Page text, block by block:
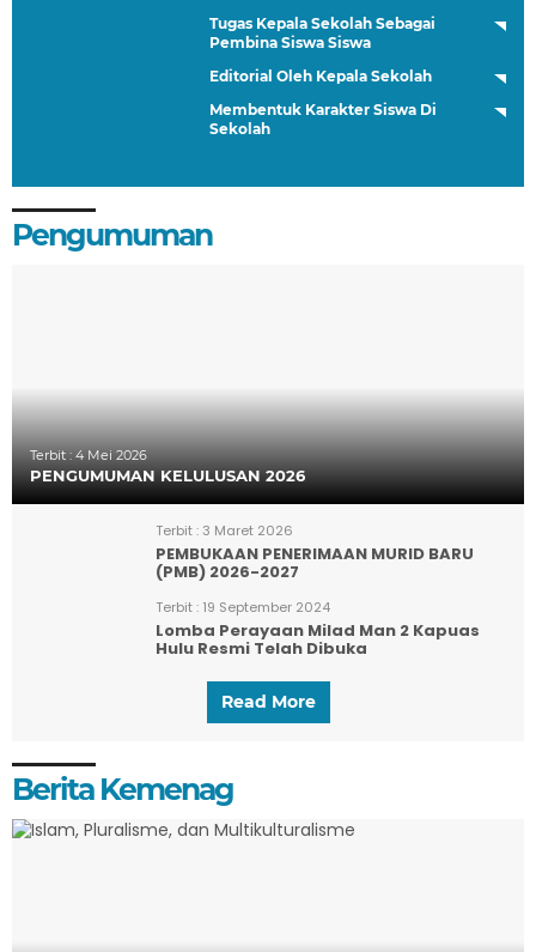
Tugas Kepala Sekolah Sebagai
Pembina Siswa Siswa
Editorial Oleh Kepala Sekolah
Membentuk Karakter Siswa Di
Sekolah
Pengumuman
Terbit : 4 Mei 2026
PENGUMUMAN KELULUSAN 2026
Terbit : 3 Maret 2026
PEMBUKAAN PENERIMAAN MURID BARU
(PMB) 2026-2027
Terbit : 19 September 2024
Lomba Perayaan Milad Man 2 Kapuas
Hulu Resmi Telah Dibuka
Read More
Berita Kemenag